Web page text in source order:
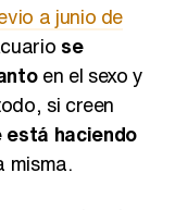
se
en el sexo y
si creen
está haciendo
misma.